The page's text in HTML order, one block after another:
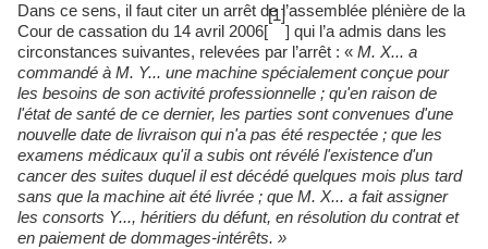
Dans ce sens, il faut citer un arrêt de l’assemblée plénière de la
Cour de cassation du 14 avril 2006[
[1]
] qui l’a admis dans les
circonstances suivantes, relevées par l’arrêt : « M. X... a
commandé à M. Y... une machine spécialement conçue pour
les besoins de son activité professionnelle ; qu'en raison de
l'état de santé de ce dernier, les parties sont convenues d'une
nouvelle date de livraison qui n'a pas été respectée ; que les
examens médicaux qu'il a subis ont révélé l'existence d'un
cancer des suites duquel il est décédé quelques mois plus tard
sans que la machine ait été livrée ; que M. X... a fait assigner
les consorts Y..., héritiers du défunt, en résolution du contrat et
en paiement de dommages-intérêts. »